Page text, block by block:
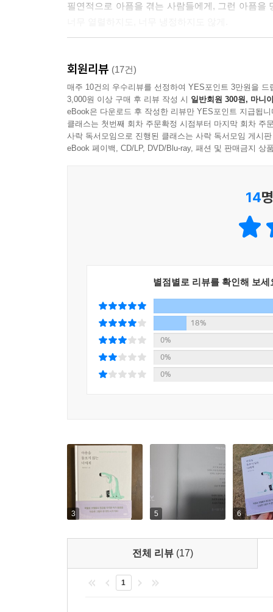
아버지의 반대로 국사학과를 졸업하고 신문사를
그 후 12년이 흘렀다.
다시 보게 된 선배님의 글과 그림은
그 디테일과 깊이가 놀라울 정도였다.
마치 내게 말을 걸어오는 것처럼 생생했다.
--- p.184-185, 「나이 먹을수록 꿈을 실천하자」 중
저 새는 어디서 날아와 어디로 날아갈까.
순간에만 충실한 새는
방향이나 목적지가 없다.
그래서 그 지저귐은 명랑하다.
--- p.199, 「명랑한 순간」 중에서
필연적으로 아픔을 겪는 사람들에게, 그런 아픔
삶의 만족도를 결정하는 단 하나의 변수는
바로 사랑하는 능력이라는 것이다.
그러니 사랑은 무조건 옳다.
우주에는 온통 사랑뿐이어야 한다.
_〈사랑은 옳다〉 중에서
글을 통해, 자신과 잘 지내는 방법은 물론 타인과
지금 가까운 누군가와 전쟁을 벌이고 있다면
싸워 이겨야만 하는 전쟁인지
전쟁에서 얻는 것은 무엇인지
언젠가 끝나는 전쟁인지
사소한 일에 매달려
외로움이라는 근원적인 감정부터 시작해 인간
한결 차분해진 마음으로 찬찬히 책장을 넘기다
▶ 자라는 것들이 아름다운 이유
저자에게 경험은 아픔과 밀접하게 맞닿아 있다
제시한다. 인생을 좌우하는 주요한 깨달음은 격
깨달음이라는 새잎을 피워올리는 푸르고 싱그러
회원리뷰 (17건)
매주 10건의 우수리뷰를 선정하여 YES포인트 3만원을 드
3,000원 이상 구매 후 리뷰 작성 시 일반회원 300원, 마니
eBook은 다운로드 후 작성한 리뷰만 YES포인트 지급됩니
클래스는 첫번째 회차 주문확정 시점부터 마지막 회차 주
사락 독서모임으로 진행된 클래스는 사락 독서모임 게시
eBook 페이백, CD/LP, DVD/Blu-ray, 패션 및 판매금지 상
14
별점별로 리뷰를 확인해 보세
18%
0%
0%
0%
3 5 6
전체 리뷰 (17)
1